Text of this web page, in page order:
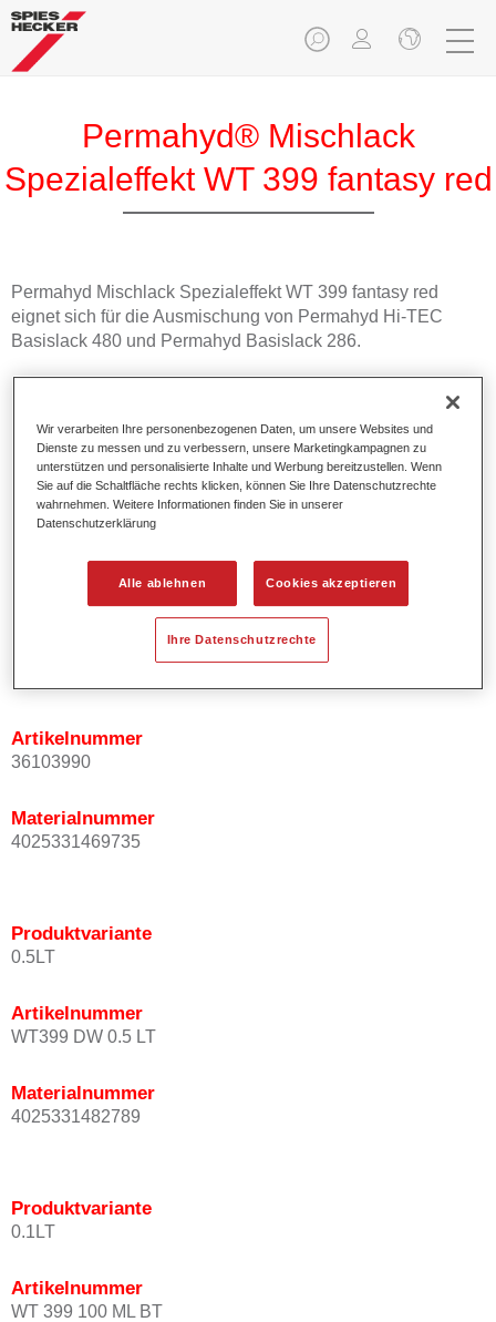
Permahyd® Mischlack
Spezialeffekt WT 399 fantasy red
Permahyd Mischlack Spezialeffekt WT 399 fantasy red
eignet sich für die Ausmischung von Permahyd Hi-TEC
Basislack 480 und Permahyd Basislack 286.
Einfach und schnell zu verarbeiten.
Bietet eine hohe Farbtongenauigkeit und gleichmäßige
Effektausrichtung.
Fördert kurze Prozesszeiten.
Ermöglicht einfaches und sicheres Einlackieren.
Wird für die Reparatur von speziellen Effektfarbtönen in
der Serienlackierung eingesetzt.
Artikelnummer
36103990
Materialnummer
4025331469735
Produktvariante
0.5LT
Artikelnummer
WT399 DW 0.5 LT
Materialnummer
4025331482789
Produktvariante
0.1LT
Artikelnummer
WT 399 100 ML BT
Wir verarbeiten Ihre personenbezogenen Daten, um unsere Websites und
Dienste zu messen und zu verbessern, unsere Marketingkampagnen zu
unterstützen und personalisierte Inhalte und Werbung bereitzustellen. Wenn
Sie auf die Schaltfläche rechts klicken, können Sie Ihre Datenschutzrechte
wahrnehmen. Weitere Informationen finden Sie in unserer
Datenschutzerklärung
Alle ablehnen Cookies akzeptieren
Ihre Datenschutzrechte